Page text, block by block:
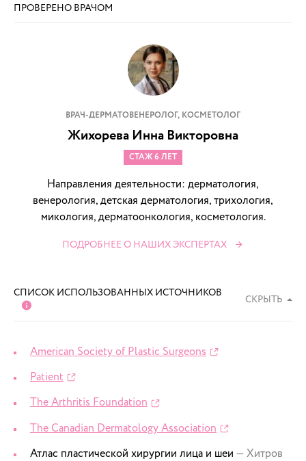
ПРОВЕРЕНО ВРАЧОМ
ВРАЧ-ДЕРМАТОВЕНЕРОЛОГ, КОСМЕТОЛОГ
Жихорева Инна Викторовна
СТАЖ 6 ЛЕТ
Направления деятельности: дерматология,
венерология, детская дерматология, трихология,
микология, дерматоонкология, косметология.
ПОДРОБНЕЕ О НАШИХ ЭКСПЕРТАХ
СПИСОК ИСПОЛЬЗОВАННЫХ ИСТОЧНИКОВ
СКРЫТЬ
American Society of Plastic Surgeons
Patient
The Arthritis Foundation
The Canadian Dermatology Association
Атлас пластической хирургии лица и шеи — Хитров